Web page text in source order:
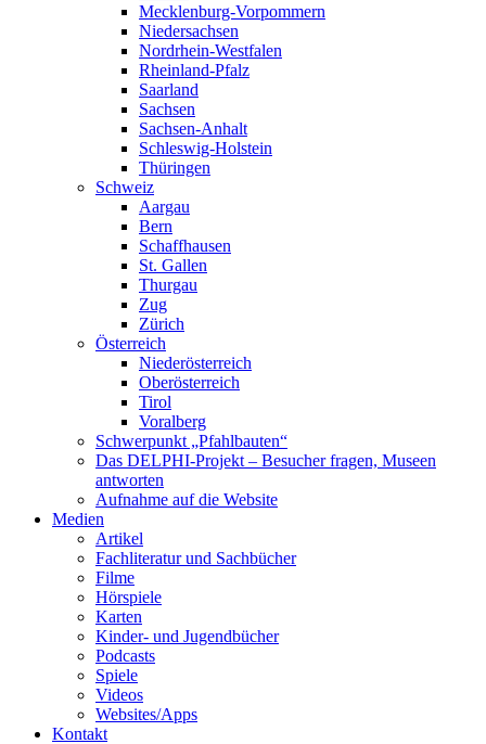
Mecklenburg-Vorpommern
Niedersachsen
Nordrhein-Westfalen
Rheinland-Pfalz
Saarland
Sachsen
Sachsen-Anhalt
Schleswig-Holstein
Thüringen
Schweiz
Aargau
Bern
Schaffhausen
St. Gallen
Thurgau
Zug
Zürich
Österreich
Niederösterreich
Oberösterreich
Tirol
Voralberg
Schwerpunkt „Pfahlbauten“
Das DELPHI-Projekt – Besucher fragen, Museen
antworten
Aufnahme auf die Website
Medien
Artikel
Fachliteratur und Sachbücher
Filme
Hörspiele
Karten
Kinder- und Jugendbücher
Podcasts
Spiele
Videos
Websites/Apps
Kontakt